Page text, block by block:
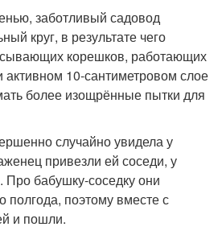
заботливый садовод
круг, в результате чего
корешков, работающих
активном 10-сантиметровом слое
более изощрённые пытки для
случайно увидела у
привезли ей соседи, у
Про бабушку-соседку они
полгода, поэтому вместе с
и пошли.